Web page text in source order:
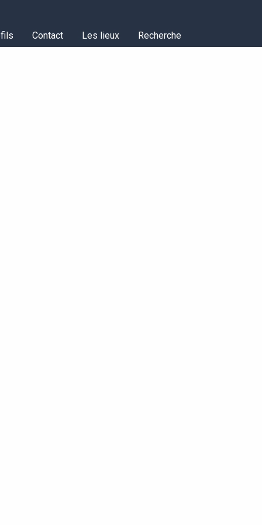
Contact Les lieux Recherche